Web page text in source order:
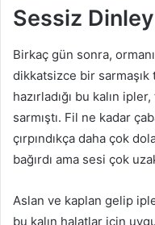
Sessiz
Birkaç gün sonra,
dikkatsizce bir sarmaşık
hazırladığı bu kalın
sarmıştı. Fil ne kadar
çırpındıkça daha çok
bağırdı ama sesi çok
Aslan ve kaplan gelip
bu kalın halatlar için